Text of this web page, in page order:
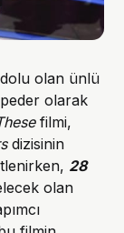
olan ünlü
olarak
filmi,
dizisinin
28
olan